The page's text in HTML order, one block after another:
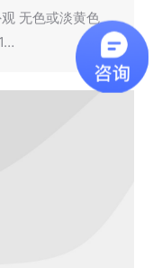
无色或淡黄色